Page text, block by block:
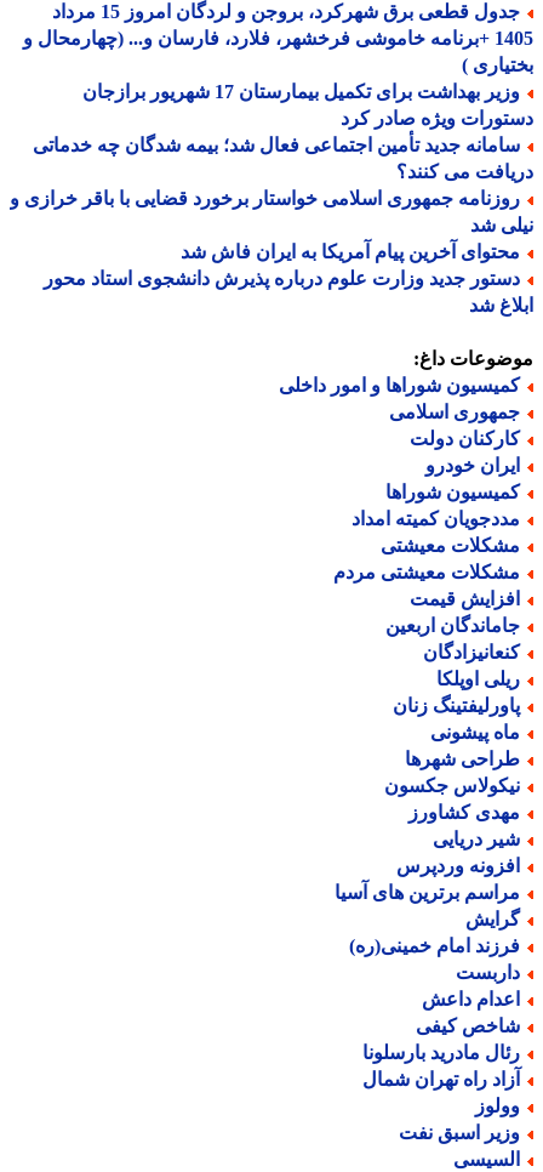
جدول قطعی برق شهرکرد، بروجن و لردگان امروز 15 مرداد
1405 +برنامه خاموشی فرخشهر، فلارد، فارسان و... (چهارمحال و
)
وزیر بهداشت برای تکمیل بیمارستان 17 شهریور برازجان
ویژه صادر کرد
جدید تأمین اجتماعی فعال شد؛ بیمه شدگان چه خدماتی
می کنند؟
جمهوری اسلامی خواستار برخورد قضایی با باقر خرازی و
شد
آخرین پیام آمریکا به ایران فاش شد
جدید وزارت علوم درباره پذیرش دانشجوی استاد محور
شد
داغ:
شوراها و امور داخلی
اسلامی
دولت
خودرو
شوراها
کمیته امداد
معیشتی
معیشتی مردم
قیمت
اربعین
اوپلکا
زنان
پیشونی
شهرها
جکسون
کشاورز
دریایی
وردپرس
برترین های آسیا
امام خمینی(ره)
داعش
کیفی
مادرید بارسلونا
راه تهران شمال
اسبق نفت